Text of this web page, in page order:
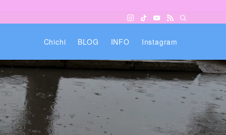
Chichi BLOG INFO Instagram